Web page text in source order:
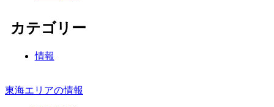
カテゴリー
情報
東海エリアの情報